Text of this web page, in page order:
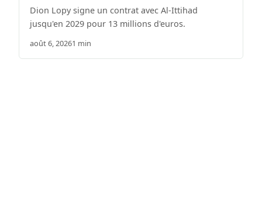
Dion Lopy signe un contrat avec Al-Ittihad
jusqu'en 2029 pour 13 millions d'euros.
août 6, 20261 min